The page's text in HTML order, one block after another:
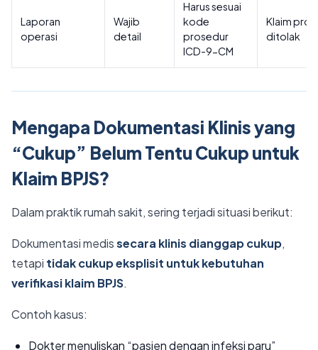
Laporan
operasi
Wajib
detail
Harus sesuai
kode
prosedur
ICD-9-CM
Klaim
ditolak
Mengapa Dokumentasi Klinis yang
“Cukup” Belum Tentu Cukup untuk
Klaim BPJS?
Dalam praktik rumah sakit, sering terjadi situasi berikut:
Dokumentasi medissecara klinis dianggap cukup,
tetapi tidak cukup eksplisit untuk kebutuhan
verifikasi klaim BPJS.
Contoh kasus:
Dokter menuliskan “pasien dengan infeksi paru”